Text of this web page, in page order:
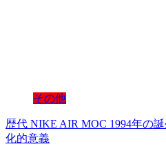
その他
歴代 NIKE AIR MOC 1994年の
化的意義